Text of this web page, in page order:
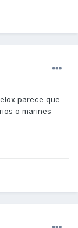
parece que
o marines